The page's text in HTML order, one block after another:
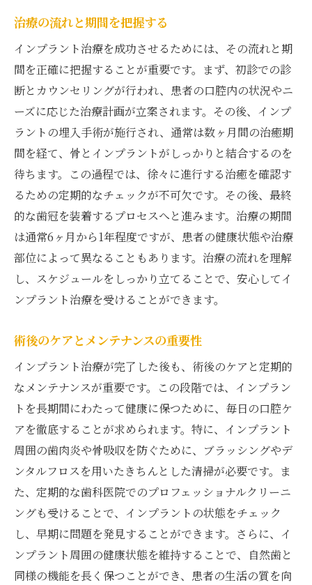
治療の流れと期間を把握する
インプラント治療を成功させるためには、その流れと期
間を正確に把握することが重要です。まず、初診での診
断とカウンセリングが行われ、患者の口腔内の状況やニ
ーズに応じた治療計画が立案されます。その後、インプ
ラントの埋入手術が施行され、通常は数ヶ月間の治癒期
間を経て、骨とインプラントがしっかりと結合するのを
待ちます。この過程では、徐々に進行する治癒を確認す
るための定期的なチェックが不可欠です。その後、最終
的な歯冠を装着するプロセスへと進みます。治療の期間
は通常6ヶ月から1年程度ですが、患者の健康状態や治療
部位によって異なることもあります。治療の流れを理解
し、スケジュールをしっかり立てることで、安心してイ
ンプラント治療を受けることができます。
術後のケアとメンテナンスの重要性
インプラント治療が完了した後も、術後のケアと定期的
なメンテナンスが重要です。この段階では、インプラン
トを長期間にわたって健康に保つために、毎日の口腔ケ
アを徹底することが求められます。特に、インプラント
周囲の歯肉炎や骨吸収を防ぐために、ブラッシングやデ
ンタルフロスを用いたきちんとした清掃が必要です。ま
た、定期的な歯科医院でのプロフェッショナルクリーニ
ングも受けることで、インプラントの状態をチェック
し、早期に問題を発見することができます。さらに、イ
ンプラント周囲の健康状態を維持することで、自然歯と
同様の機能を長く保つことができ、患者の生活の質を向